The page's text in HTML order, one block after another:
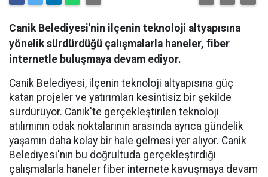
Canik Belediyesi'nin ilçenin teknoloji altyapısına
yönelik sürdürdüğü çalışmalarla haneler, fiber
internetle buluşmaya devam ediyor.
Canik Belediyesi, ilçenin teknoloji altyapısına güç
katan projeler ve yatırımları kesintisiz bir şekilde
sürdürüyor. Canik'te gerçekleştirilen teknoloji
atılımının odak noktalarının arasında ayrıca gündelik
yaşamın daha kolay bir hale gelmesi yer alıyor. Canik
Belediyesi'nin bu doğrultuda gerçekleştirdiği
çalışmalarla haneler fiber internete kavuşmaya devam